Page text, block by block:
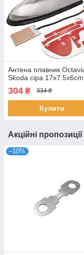
Антена плавник
Skoda сіра 17x7.5x6cm
304 ₴ 334 ₴
Купити
Акційні
–10%